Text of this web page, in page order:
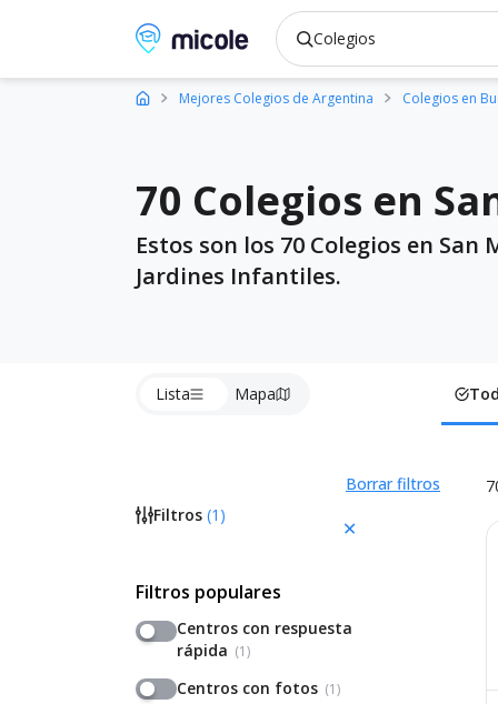
Micole, buscador de colegios
Mejores Colegios de Argentina Colegios en
70 Colegios en
Estos son los 70 Colegios en
Jardines Infantiles.
Lista Mapa
Filtros (1 )
Borrar filtros
Filtros populares
Centros con respuesta
rápida (1)
Centros con fotos (1)